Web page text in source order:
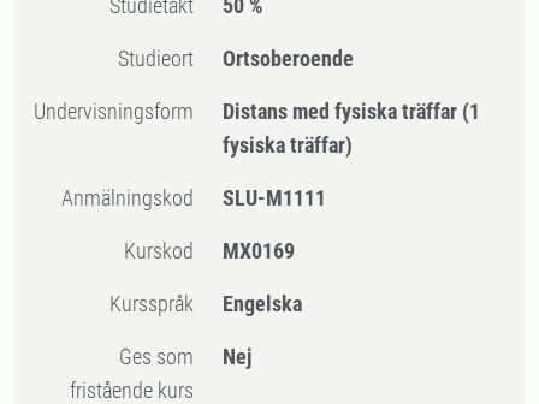
Studietakt 50 %
Studieort Ortsoberoende
Undervisningsform Distans med fysiska träffar (1
fysiska träffar)
Anmälningskod SLU-M1111
Kurskod MX0169
Kursspråk Engelska
Ges som
fristående kurs
Nej